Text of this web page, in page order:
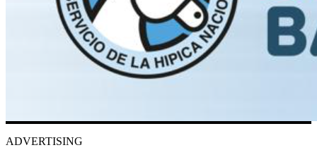
ADVERTISING